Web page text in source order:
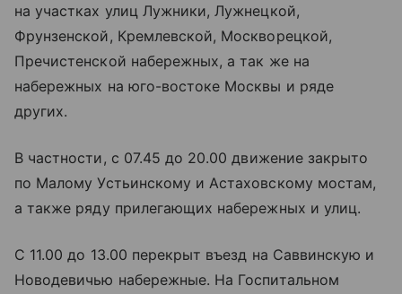
на участках улиц Лужники, Лужнецкой,
Фрунзенской, Кремлевской, Москворецкой,
Пречистенской набережных, а так же на
набережных на юго-востоке Москвы и ряде
других.
В частности, с 07.45 до 20.00 движение закрыто
по Малому Устьинскому и Астаховскому мостам,
а также ряду прилегающих набережных и улиц.
С 11.00 до 13.00 перекрыт въезд на Саввинскую и
Новодевичью набережные. На Госпитальном